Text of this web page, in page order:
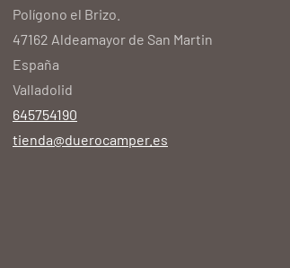
Polígono el Brizo.
47162 Aldeamayor de San Martin
España
Valladolid
645754190
tienda@duerocamper.es